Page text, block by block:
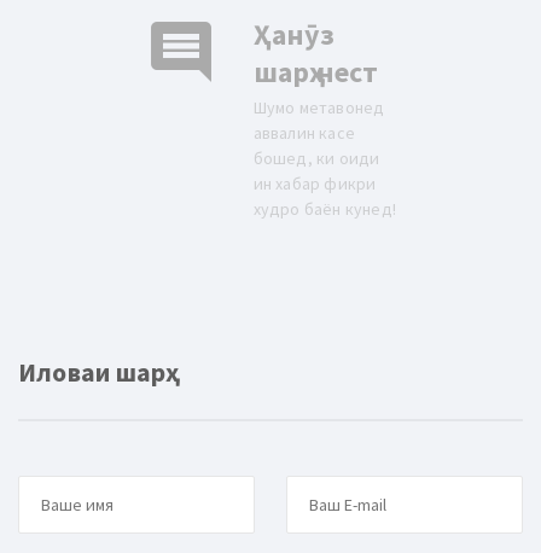
comment
Ҳанӯз
шарҳ нест
Шумо метавонед
аввалин касе
бошед, ки оиди
ин хабар фикри
худро баён кунед!
Иловаи шарҳ